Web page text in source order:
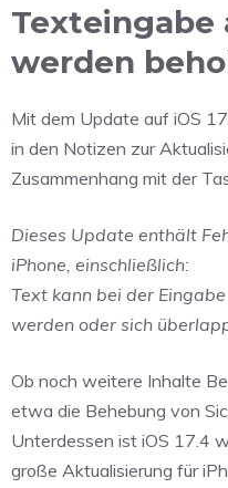
Texteingabe
werden
Mit dem Update auf iOS
in den Notizen zur
Zusammenhang mit der
Dieses Update enthält
iPhone, einschließlich:
Text kann bei der
werden oder sich
Ob noch weitere Inhalte
etwa die Behebung von
Unterdessen ist iOS 17.4
große Aktualisierung für